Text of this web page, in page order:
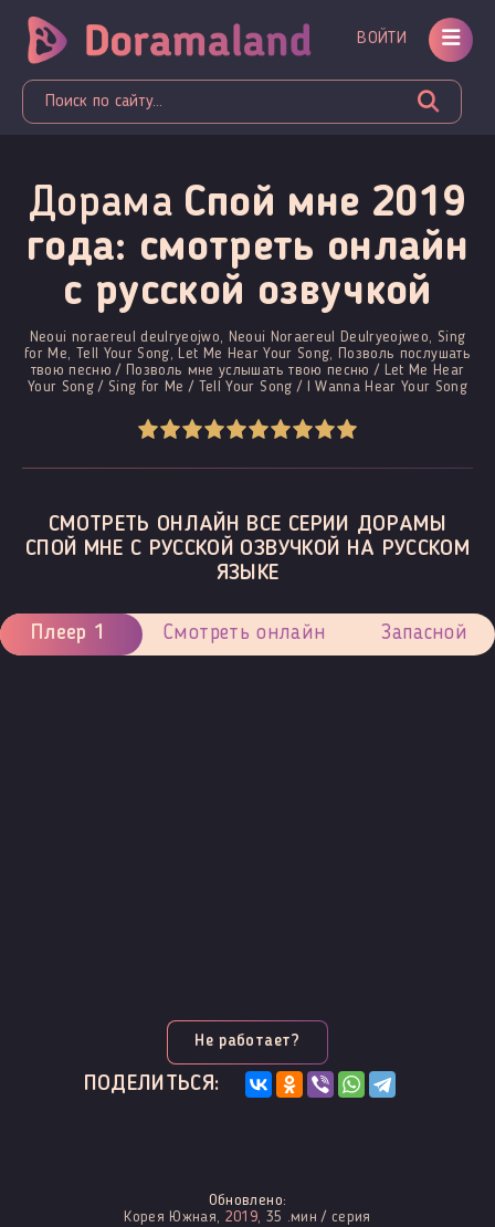
ВОЙТИ
Дорама Спой мне 2019
года: смотреть онлайн
c русской озвучкой
Neoui noraereul deulryeojwo, Neoui Noraereul Deulryeojweo, Sing
for Me, Tell Your Song, Let Me Hear Your Song, Позволь послушать
твою песню / Позволь мне услышать твою песню / Let Me Hear
Your Song / Sing for Me / Tell Your Song / I Wanna Hear Your Song
СМОТРЕТЬ ОНЛАЙН ВСЕ СЕРИИ ДОРАМЫ
СПОЙ МНЕ С РУССКОЙ ОЗВУЧКОЙ НА РУССКОМ
ЯЗЫКЕ
Плеер 1 Смотреть онлайн Запасной
Не работает?
ПОДЕЛИТЬСЯ:
Обновлено:
Корея Южная, 2019 , 35 .мин / серия